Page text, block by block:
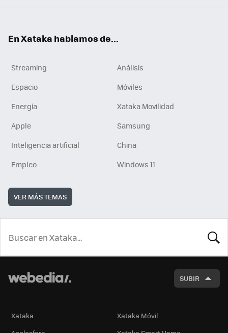
En Xataka hablamos de...
Streaming
Análisis
Espacio
Móviles
Energía
Xataka Movilidad
Apple
Samsung
Inteligencia artificial
China
Empleo
Windows 11
VER MÁS TEMAS
SUBIR
Xataka
Xataka Móvil